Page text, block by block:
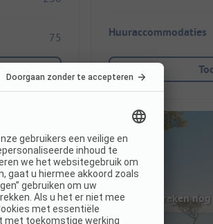
75 Huuraccommodaties
Hier ontbreken nog